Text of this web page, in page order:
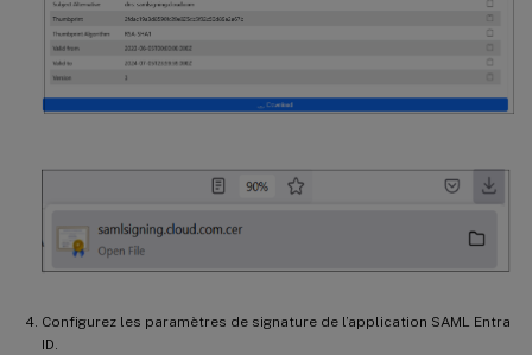
Configurez les paramètres de signature de l’application SAML Entra
ID.